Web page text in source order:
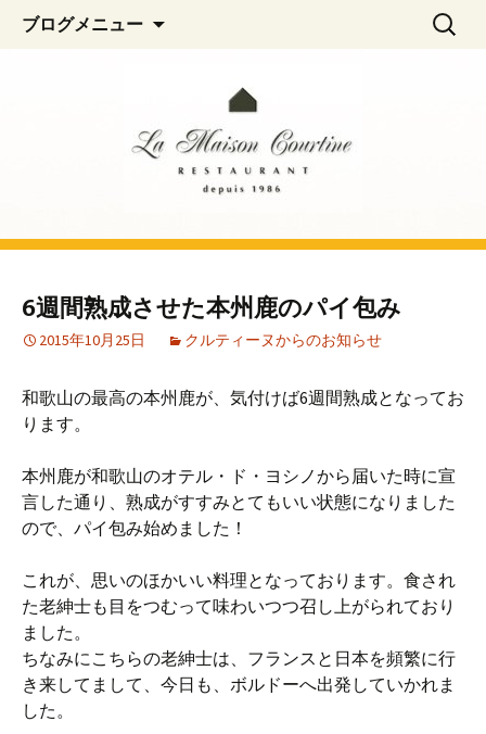
La Maison Courtine
阿佐ヶ谷、荻窪のフレンチレストラン
「La Maison Courtine（ラ・メゾン・クル
ブログメニュー
へ
移
検
6週間熟成させた本州鹿のパイ包み
2015年10月25日 クルティーヌからのお知らせ
和歌山の最高の本州鹿が、気付けば6週間熟成となってお
ります。
本州鹿が和歌山のオテル・ド・ヨシノから届いた時に宣
言した通り、熟成がすすみとてもいい状態になりました
ので、パイ包み始めました！
これが、思いのほかいい料理となっております。食され
た老紳士も目をつむって味わいつつ召し上がられており
ました。
ちなみにこちらの老紳士は、フランスと日本を頻繁に行
き来してまして、今日も、ボルドーへ出発していかれま
した。